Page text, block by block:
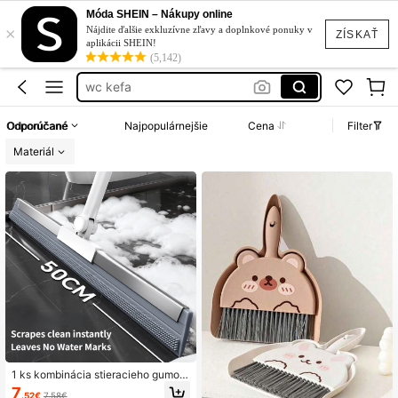
ZÍSKAŤ
×
Móda SHEIN – Nákupy online
Nájdite ďalšie exkluzívne zľavy a doplnkové ponuky v
aplikácii SHEIN!
(5,142)
metla
stierka na vodu na podlahy
wc kefa
metličky
Odporúčané Najpopulárnejšie Cena
Filter
Materiál
1 ks kombinácia stieracieho gumov
ého stierača do kúpeľne, magickéh
7.52€ 7.58€